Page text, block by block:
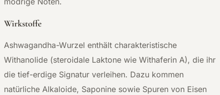
Wirkstoffe
Ashwagandha-Wurzel enthält charakteristische
Withanolide (steroidale Laktone wie Withaferin A), die ihr
die tief-erdige Signatur verleihen. Dazu kommen
natürliche Alkaloide, Saponine sowie Spuren von Eisen